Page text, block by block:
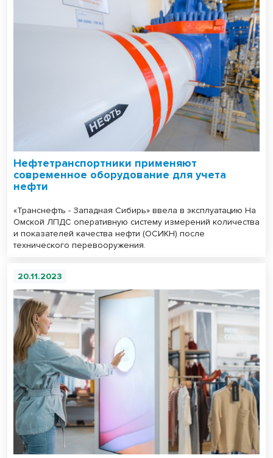
Нефтетранспортники применяют
современное оборудование для учета
нефти
«Транснефть - Западная Сибирь» ввела в эксплуатацию На
Омской ЛПДС оперативную систему измерений количества
и показателей качества нефти (ОСИКН) после
технического перевооружения.
20.11.2023